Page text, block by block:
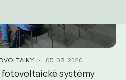
05. 03. 2026
systémy